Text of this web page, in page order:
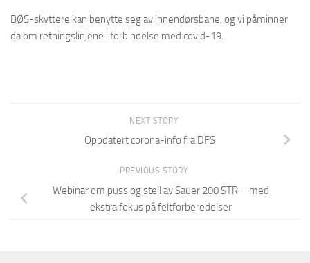
BØS-skyttere kan benytte seg av innendørsbane, og vi påminner
da om retningslinjene i forbindelse med covid-19.
NEXT STORY
Oppdatert corona-info fra DFS
PREVIOUS STORY
Webinar om puss og stell av Sauer 200 STR – med
ekstra fokus på feltforberedelser